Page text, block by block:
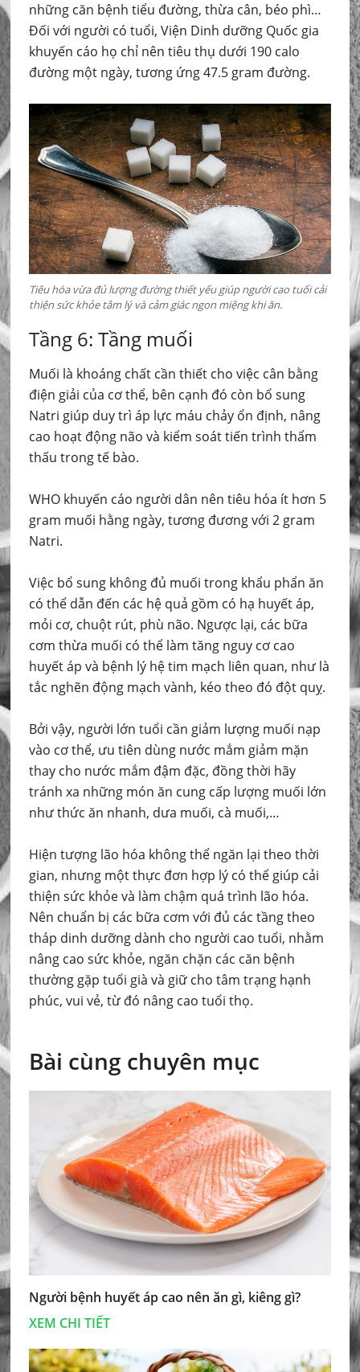
những căn bệnh tiểu đường, thừa cân, béo phì…
Đối với người có tuổi, Viện Dinh dưỡng Quốc gia
khuyến cáo họ chỉ nên tiêu thụ dưới 190 calo
đường một ngày, tương ứng 47.5 gram đường.
Tiêu hóa vừa đủ lượng đường thiết yếu giúp người cao tuổi cải
thiện sức khỏe tâm lý và cảm giác ngon miệng khi ăn.
Tầng 6: Tầng muối
Muối là khoáng chất cần thiết cho việc cân bằng
điện giải của cơ thể, bên cạnh đó còn bổ sung
Natri giúp duy trì áp lực máu chảy ổn định, nâng
cao hoạt động não và kiểm soát tiến trình thẩm
thấu trong tế bào.
WHO khuyến cáo người dân nên tiêu hóa ít hơn 5
gram muối hằng ngày, tương đương với 2 gram
Natri.
Việc bổ sung không đủ muối trong khẩu phẩn ăn
có thể dẫn đến các hệ quả gồm có hạ huyết áp,
mỏi cơ, chuột rút, phù não. Ngược lại, các bữa
cơm thừa muối có thể làm tăng nguy cơ cao
huyết áp và bệnh lý hệ tim mạch liên quan, như là
tắc nghẽn động mạch vành, kéo theo đó đột quỵ.
Bởi vậy, người lớn tuổi cần giảm lượng muối nạp
vào cơ thể, ưu tiên dùng nước mắm giảm mặn
thay cho nước mắm đậm đặc, đồng thời hãy
tránh xa những món ăn cung cấp lượng muối lớn
như thức ăn nhanh, dưa muối, cà muối,…
Hiện tượng lão hóa không thể ngăn lại theo thời
gian, nhưng một thực đơn hợp lý có thể giúp cải
thiện sức khỏe và làm chậm quá trình lão hóa.
Nên chuẩn bị các bữa cơm với đủ các tầng theo
tháp dinh dưỡng dành cho người cao tuổi, nhằm
nâng cao sức khỏe, ngăn chặn các căn bệnh
thường gặp tuổi già và giữ cho tâm trạng hạnh
phúc, vui vẻ, từ đó nâng cao tuổi thọ.
Bài cùng chuyên mục
Người bệnh huyết áp cao nên ăn gì, kiêng gì?
XEM CHI TIẾT